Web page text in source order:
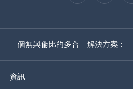
西班牙語
德語
一個無與倫比的多合一解決方案：
資訊